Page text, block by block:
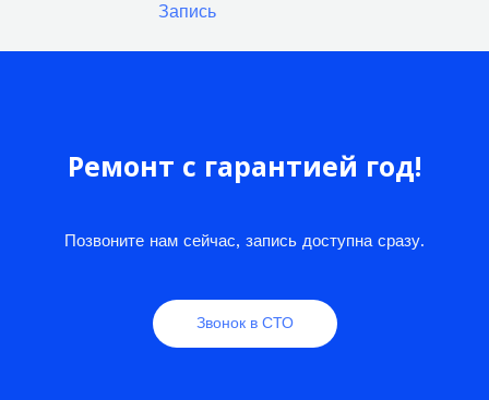
Запись
Ремонт с гарантией год!
Позвоните нам сейчас, запись доступна сразу.
Звонок в СТО